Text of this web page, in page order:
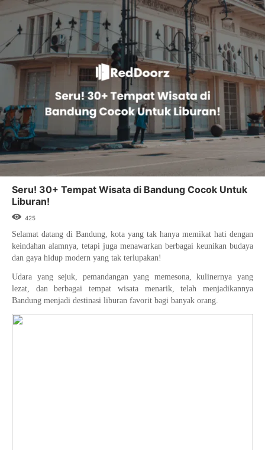
Seru! 30+ Tempat Wisata di Bandung Cocok Untuk
Liburan!
425
Selamat datang di Bandung, kota yang tak hanya memikat hati dengan
keindahan alamnya, tetapi juga menawarkan berbagai keunikan budaya
dan gaya hidup modern yang tak terlupakan!
Udara yang sejuk, pemandangan yang memesona, kulinernya yang
lezat, dan berbagai tempat wisata menarik, telah menjadikannya
Bandung menjadi destinasi liburan favorit bagi banyak orang.